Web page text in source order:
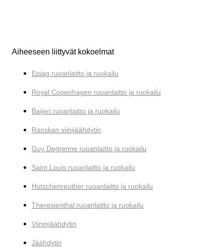
Aiheeseen liittyvät kokoelmat
Epiag ruoanlaitto ja ruokailu
Royal Copenhagen ruoanlaitto ja ruokailu
Baijeri ruoanlaitto ja ruokailu
Ranskan viinijäähdytin
Guy Degrenne ruoanlaitto ja ruokailu
Saint Louis ruoanlaitto ja ruokailu
Hutschenreuther ruoanlaitto ja ruokailu
Theresienthal ruoanlaitto ja ruokailu
Viininjäähdytin
Jäähdytin